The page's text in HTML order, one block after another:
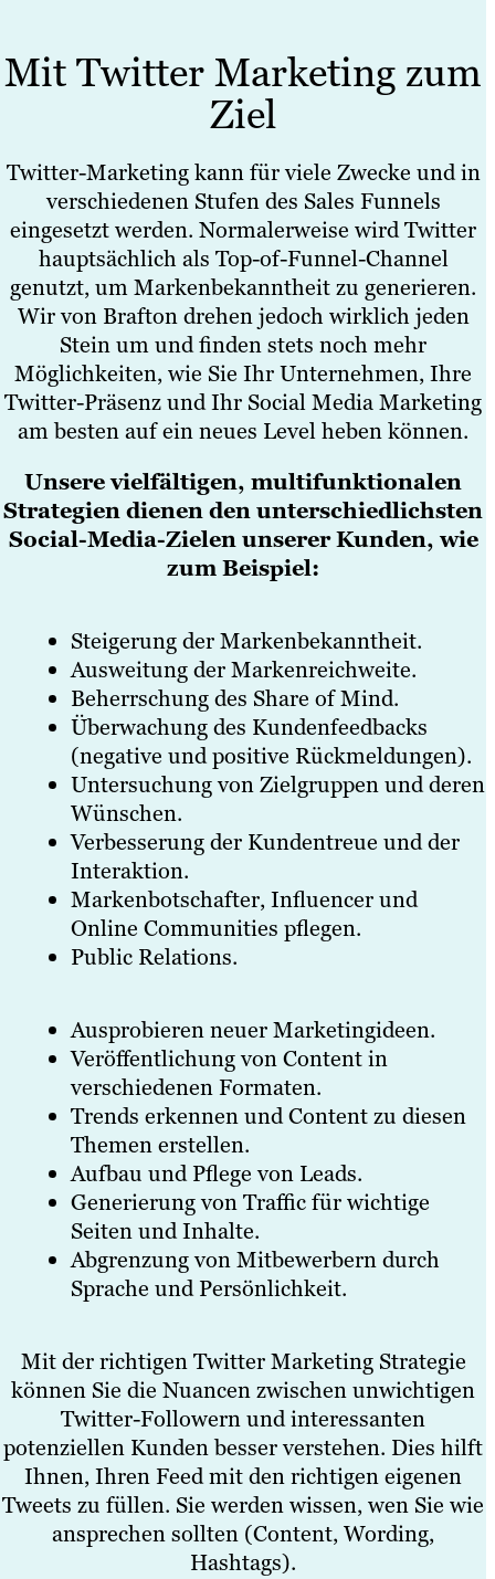
Mit Twitter Marketing zum
Ziel
Twitter-Marketing kann für viele Zwecke und in
verschiedenen Stufen des Sales Funnels
eingesetzt werden. Normalerweise wird Twitter
hauptsächlich als Top-of-Funnel-Channel
genutzt, um Markenbekanntheit zu generieren.
Wir von Brafton drehen jedoch wirklich jeden
Stein um und finden stets noch mehr
Möglichkeiten, wie Sie Ihr Unternehmen, Ihre
Twitter-Präsenz und Ihr Social Media Marketing
am besten auf ein neues Level heben können.
Unsere vielfältigen, multifunktionalen
Strategien dienen den unterschiedlichsten
Social-Media-Zielen unserer Kunden, wie
zum Beispiel:
Steigerung der Markenbekanntheit.
Ausweitung der Markenreichweite.
Beherrschung des Share of Mind.
Überwachung des Kundenfeedbacks
(negative und positive Rückmeldungen).
Untersuchung von Zielgruppen und deren
Wünschen.
Verbesserung der Kundentreue und der
Interaktion.
Markenbotschafter, Influencer und
Online Communities pflegen.
Public Relations.
Ausprobieren neuer Marketingideen.
Veröffentlichung von Content in
verschiedenen Formaten.
Trends erkennen und Content zu diesen
Themen erstellen.
Aufbau und Pflege von Leads.
Generierung von Traffic für wichtige
Seiten und Inhalte.
Abgrenzung von Mitbewerbern durch
Sprache und Persönlichkeit.
Mit der richtigen Twitter Marketing Strategie
können Sie die Nuancen zwischen unwichtigen
Twitter-Followern und interessanten
potenziellen Kunden besser verstehen. Dies hilft
Ihnen, Ihren Feed mit den richtigen eigenen
Tweets zu füllen. Sie werden wissen, wen Sie wie
ansprechen sollten (Content, Wording,
Hashtags).